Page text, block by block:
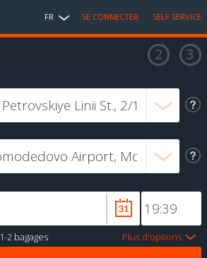
FR SE CONNECTER SELF SERVICE
1-2 bagages Plus d'options